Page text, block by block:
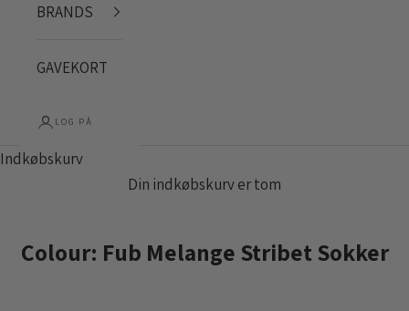
BRANDS
GAVEKORT
LOG PÅ
Indkøbskurv
Din indkøbskurv er tom
Colour: Fub Melange Stribet Sokker